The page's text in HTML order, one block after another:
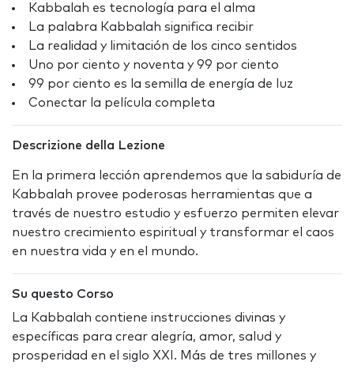
Kabbalah es tecnología para el alma
La palabra Kabbalah significa recibir
La realidad y limitación de los cinco sentidos
Uno por ciento y noventa y 99 por ciento
99 por ciento es la semilla de energía de luz
Conectar la película completa
Descrizione della Lezione
En la primera lección aprendemos que la sabiduría de
Kabbalah provee poderosas herramientas que a
través de nuestro estudio y esfuerzo permiten elevar
nuestro crecimiento espiritual y transformar el caos
en nuestra vida y en el mundo.
Su questo Corso
La Kabbalah contiene instrucciones divinas y
específicas para crear alegría, amor, salud y
prosperidad en el siglo XXI. Más de tres millones y